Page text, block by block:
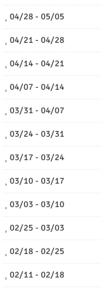
04/28 - 05/05
04/21 - 04/28
04/14 - 04/21
04/07 - 04/14
03/31 - 04/07
03/24 - 03/31
03/17 - 03/24
03/10 - 03/17
03/03 - 03/10
02/25 - 03/03
02/18 - 02/25
02/11 - 02/18